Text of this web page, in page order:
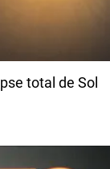
total de Sol